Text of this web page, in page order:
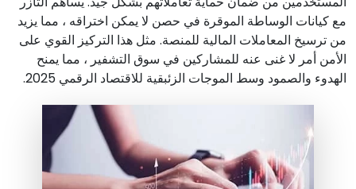
مع كيانات الوساطة الموقرة في حصن لا يمكن اختراقه ، مما يزيد
من ترسيخ المعاملات المالية للمنصة. مثل هذا التركيز القوي على
الأمن أمر لا غنى عنه للمشاركين في سوق التشفير ، مما يمنح
الهدوء والصمود وسط الموجات الزئبقية للاقتصاد الرقمي 2025.